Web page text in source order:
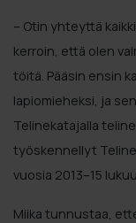
– Otin yhteyttä
kerroin, että olen
töitä. Pääsin ensin
lapiomieheksi, ja
Telinekatajalla
työskennellyt
vuosia 2013–15
Miika tunnustaa,